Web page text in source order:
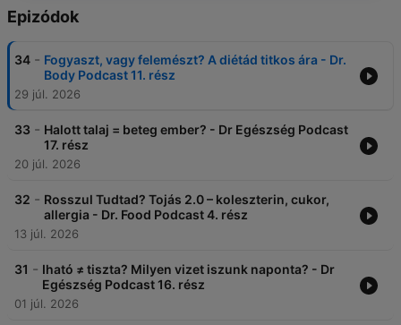
Epizódok
34 - Fogyaszt, vagy felemészt? A diétád titkos ára - Dr.
Body Podcast 11. rész
29 júl. 2026
33 - Halott talaj = beteg ember? - Dr Egészség Podcast
17. rész
20 júl. 2026
32 - Rosszul Tudtad? Tojás 2.0 – koleszterin, cukor,
allergia - Dr. Food Podcast 4. rész
13 júl. 2026
31 - Iható ≠ tiszta? Milyen vizet iszunk naponta? - Dr
Egészség Podcast 16. rész
01 júl. 2026